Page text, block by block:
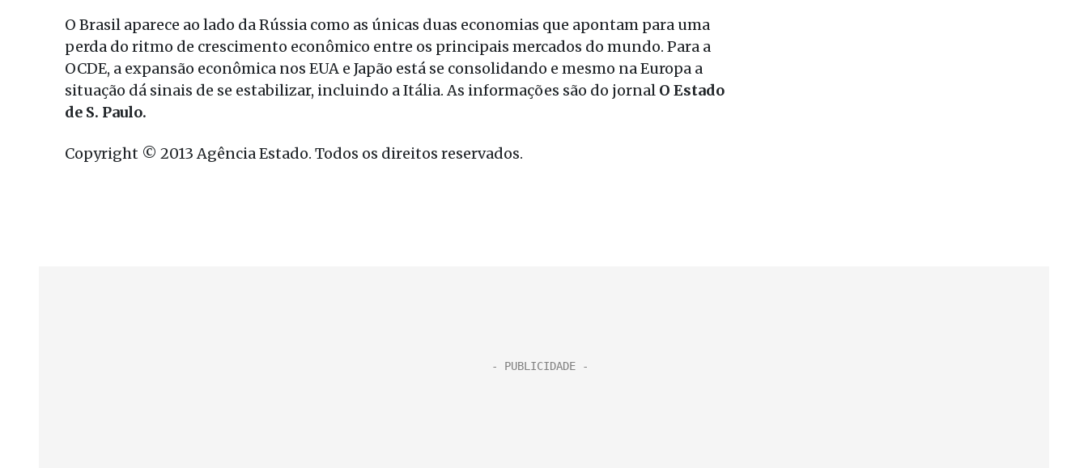
O Brasil aparece ao lado da Rússia como as únicas duas economias que apontam para uma
perda do ritmo de crescimento econômico entre os principais mercados do mundo. Para a
OCDE, a expansão econômica nos EUA e Japão está se consolidando e mesmo na Europa a
situação dá sinais de se estabilizar, incluindo a Itália. As informações são do jornal O Estado
de S. Paulo.
Copyright © 2013 Agência Estado. Todos os direitos reservados.